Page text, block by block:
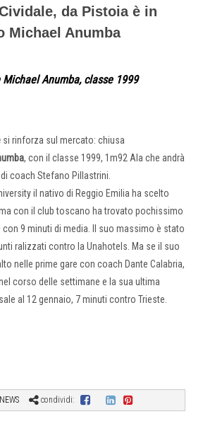
da Pistoia è in
Michael Anumba
Anumba, classe 1999
si rinforza sul mercato: chiusa
, con il classe 1999, 1m92 Ala che andrà
coach Stefano Pillastrini.
il nativo di Reggio Emilia ha scelto
con il club toscano ha trovato pochissimo
con 9 minuti di media. Il suo massimo è stato
ralizzati contro la Unahotels. Ma se il suo
nelle prime gare con coach Dante Calabria,
corso delle settimane e la sua ultima
al 12 gennaio, 7 minuti contro Trieste.
condividi: